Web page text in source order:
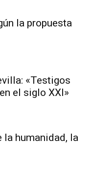
la propuesta
«Testigos
el siglo XXI»
la humanidad, la